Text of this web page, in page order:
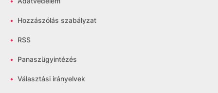
• Hozzászólás szabályzat
• RSS
• Panaszügyintézés
• Választási irányelvek